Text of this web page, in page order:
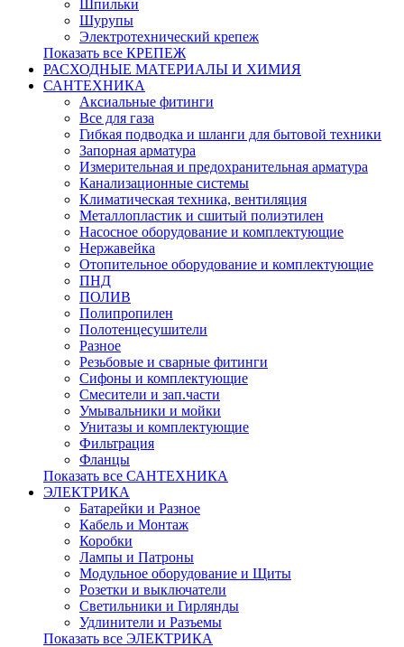
Шпильки
Шурупы
Электротехнический крепеж
Показать все КРЕПЕЖ
РАСХОДНЫЕ МАТЕРИАЛЫ И ХИМИЯ
САНТЕХНИКА
Аксиальные фитинги
Все для газа
Гибкая подводка и шланги для бытовой техники
Запорная арматура
Измерительная и предохранительная арматура
Канализационные системы
Климатическая техника, вентиляция
Металлопластик и сшитый полиэтилен
Насосное оборудование и комплектующие
Нержавейка
Отопительное оборудование и комплектующие
ПНД
ПОЛИВ
Полипропилен
Полотенцесушители
Разное
Резьбовые и сварные фитинги
Сифоны и комплектующие
Смесители и зап.части
Умывальники и мойки
Унитазы и комплектующие
Фильтрация
Фланцы
Показать все САНТЕХНИКА
ЭЛЕКТРИКА
Батарейки и Разное
Кабель и Монтаж
Коробки
Лампы и Патроны
Модульное оборудование и Щиты
Розетки и выключатели
Светильники и Гирлянды
Удлинители и Разъемы
Показать все ЭЛЕКТРИКА